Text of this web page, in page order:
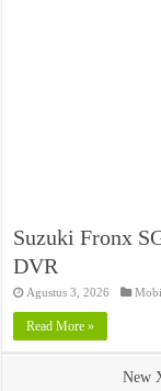
Suzuki Fronx
DVR
Agustus 3, 2026
Read More »
New